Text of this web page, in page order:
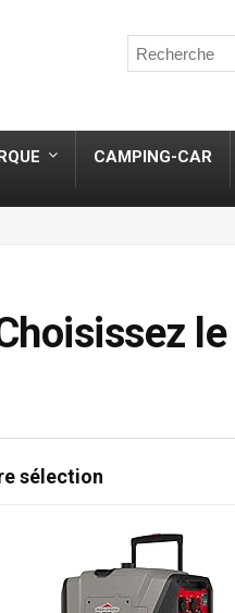
CAMPING-CAR
le
sélection